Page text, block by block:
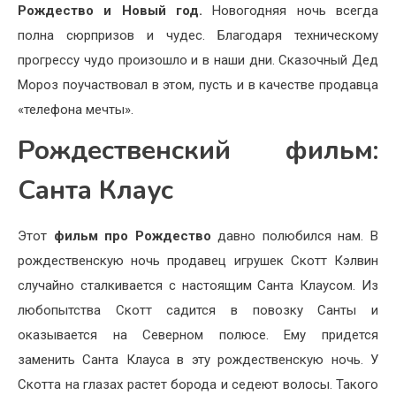
Рождество и Новый год. Новогодняя ночь всегда
полна сюрпризов и чудес. Благодаря техническому
прогрессу чудо произошло и в наши дни. Сказочный Дед
Мороз поучаствовал в этом, пусть и в качестве продавца
«телефона мечты».
Рождественский фильм:
Санта Клаус
Этот фильм про Рождестводавно полюбился нам. В
рождественскую ночь продавец игрушек Скотт Кэлвин
случайно сталкивается с настоящим Санта Клаусом. Из
любопытства Скотт садится в повозку Санты и
оказывается на Северном полюсе. Ему придется
заменить Санта Клауса в эту рождественскую ночь. У
Скотта на глазах растет борода и седеют волосы. Такого